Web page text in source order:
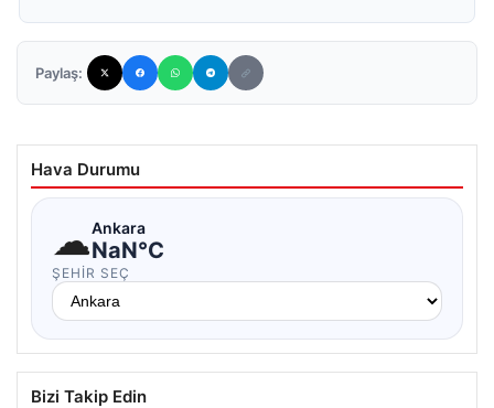
Paylaş:
Hava Durumu
☁Ankara
NaN°C
ŞEHIR SEÇ
Bizi Takip Edin